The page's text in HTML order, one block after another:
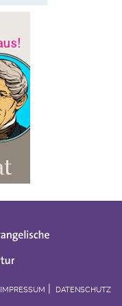
IMPRESSUM DATENSCHUTZ